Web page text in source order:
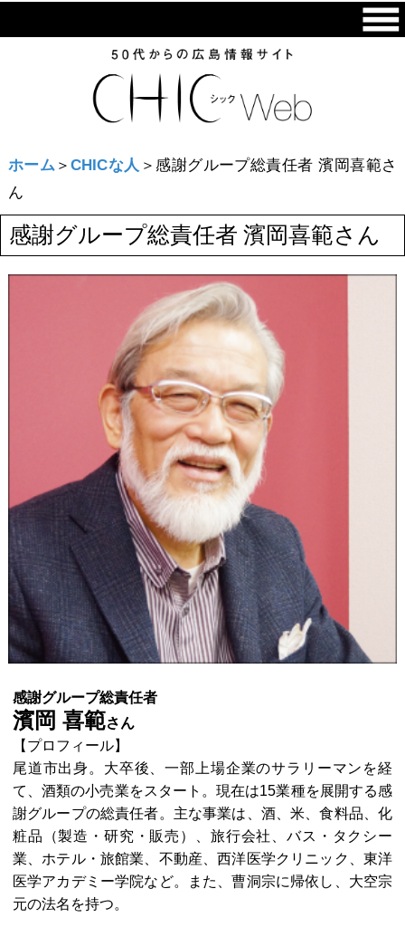
ホーム ＞CHICな人 ＞感謝グループ総責任者 濱岡喜範さ
ん
感謝グループ総責任者 濱岡喜範さん
感謝グループ総責任者
濱岡 喜範さん
【プロフィール】
尾道市出身。大卒後、一部上場企業のサラリーマンを経
て、酒類の小売業をスタート。現在は15業種を展開する感
謝グループの総責任者。主な事業は、酒、米、食料品、化
粧品（製造・研究・販売）、旅行会社、バス・タクシー
業、ホテル・旅館業、不動産、西洋医学クリニック、東洋
医学アカデミー学院など。また、曹洞宗に帰依し、大空宗
元の法名を持つ。